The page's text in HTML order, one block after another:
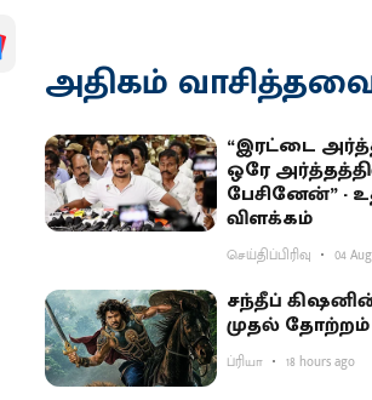
அதிகம்
“இரட்டை
ஒரே
பேசினேன்” -
விளக்கம்
செய்திப்பிரிவு 04
சந்தீப் கிஷனின்
முதல் தோற்றம்
ப்ரியா 18 hours ago